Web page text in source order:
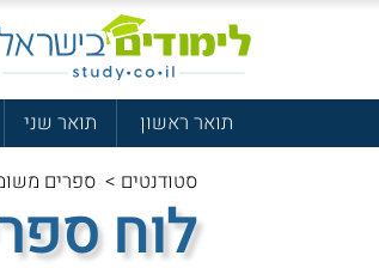
תואר ראשון תואר שני
סטודנטים > ספרים
לוח